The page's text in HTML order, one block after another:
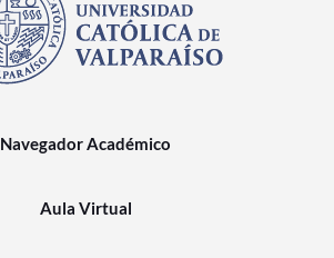
Navegador Académico
Aula Virtual